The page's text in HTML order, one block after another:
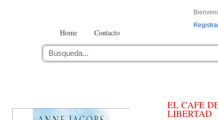
Home Contacto
EL CAFE
LIBERTAD